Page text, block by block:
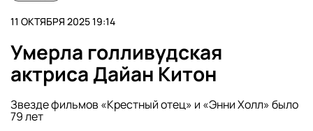
11 ОКТЯБРЯ 2025 19:14
Умерла голливудская
актриса Дайан Китон
Звезде фильмов «Крестный отец» и «Энни Холл» было
79 лет